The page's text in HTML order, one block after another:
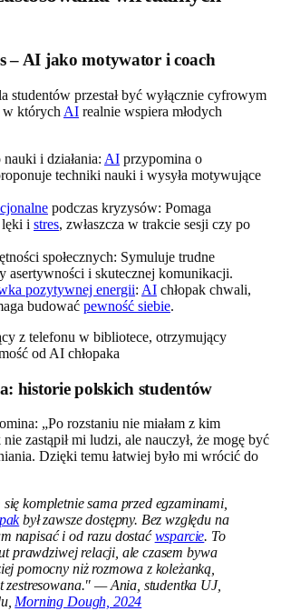
– AI jako motywator i coach
studentów przestał być wyłącznie cyfrowym
w których AI realnie wspiera młodych
nauki i działania: AI przypomina o
techniki nauki i wysyła motywujące
podczas kryzysów: Pomaga
lęki i stres, zwłaszcza w trakcie sesji czy po
społecznych: Symuluje trudne
asertywności i skutecznej komunikacji.
pozytywnej energii: AI chłopak chwali,
budować pewność siebie.
historie polskich studentów
„Po rozstaniu nie miałam z kim
nie zastąpił mi ludzi, ale nauczył, że mogę być
Dzięki temu łatwiej było mi wrócić do
się kompletnie sama przed egzaminami,
był zawsze dostępny. Bez względu na
napisać i od razu dostaćwsparcie. To
prawdziwej relacji, ale czasem bywa
pomocny niż rozmowa z koleżanką,
zestresowana." — Ania, studentka UJ,
Morning Dough, 2024